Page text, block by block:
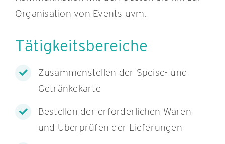
Organisation von Events uvm.
Tätigkeitsbereiche
Zusammenstellen der Speise- und
Getränkekarte
Bestellen der erforderlichen Waren
und Überprüfen der Lieferungen